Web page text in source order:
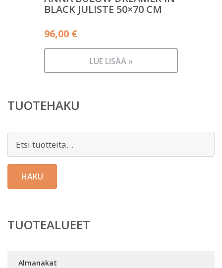
BLACK JULISTE 50×70 CM
96,00 €
LUE LISÄÄ »
TUOTEHAKU
HAKU
TUOTEALUEET
Almanakat